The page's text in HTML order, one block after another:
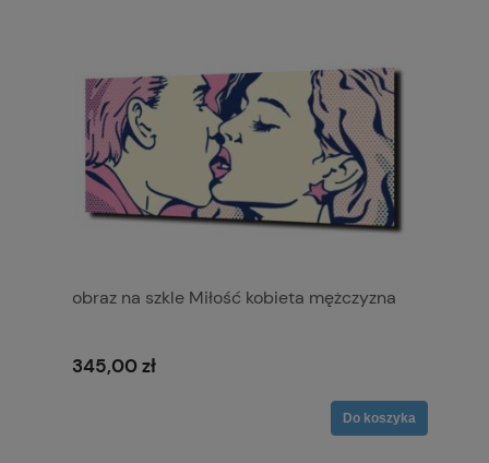
obraz na szkle Miłość kobieta mężczyzna
345,00 zł
Do koszyka